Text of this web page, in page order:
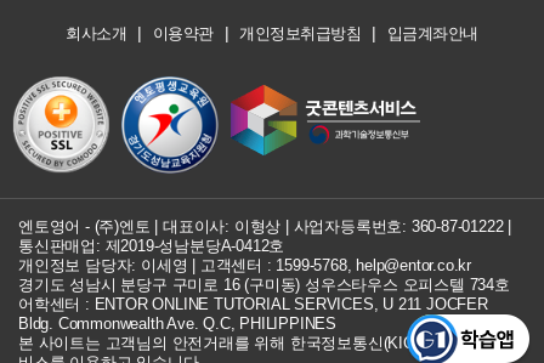
회사소개 | 이용약관 | 개인정보취급방침 | 입금계좌안내
엔토영어 - (주)엔토 | 대표이사: 이형상 | 사업자등록번호: 360-87-01222|
통신판매업: 제2019-성남분당A-0412호
개인정보 담당자: 이세영 | 고객센터 : 1599-5768, help@entor.co.kr
경기도 성남시 분당구 구미로 16 (구미동) 성우스타우스 오피스텔 734호
어학센터 : ENTOR ONLINE TUTORIAL SERVICES, U 211 JOCFER
Bldg. Commonwealth Ave. Q.C, PHILIPPINES
본 사이트는 고객님의 안전거래를 위해 한국정보통신(KICC) 구매안전 서